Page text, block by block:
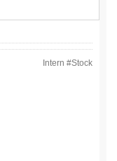
Intern #Stock